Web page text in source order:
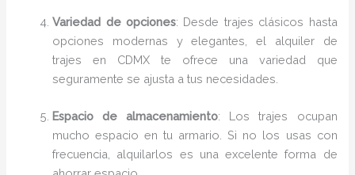
Variedad de opciones: Desde trajes clásicos hasta
opciones modernas y elegantes, el alquiler de
trajes en CDMX te ofrece una variedad que
seguramente se ajusta a tus necesidades.
Espacio de almacenamiento: Los trajes ocupan
mucho espacio en tu armario. Si no los usas con
frecuencia, alquilarlos es una excelente forma de